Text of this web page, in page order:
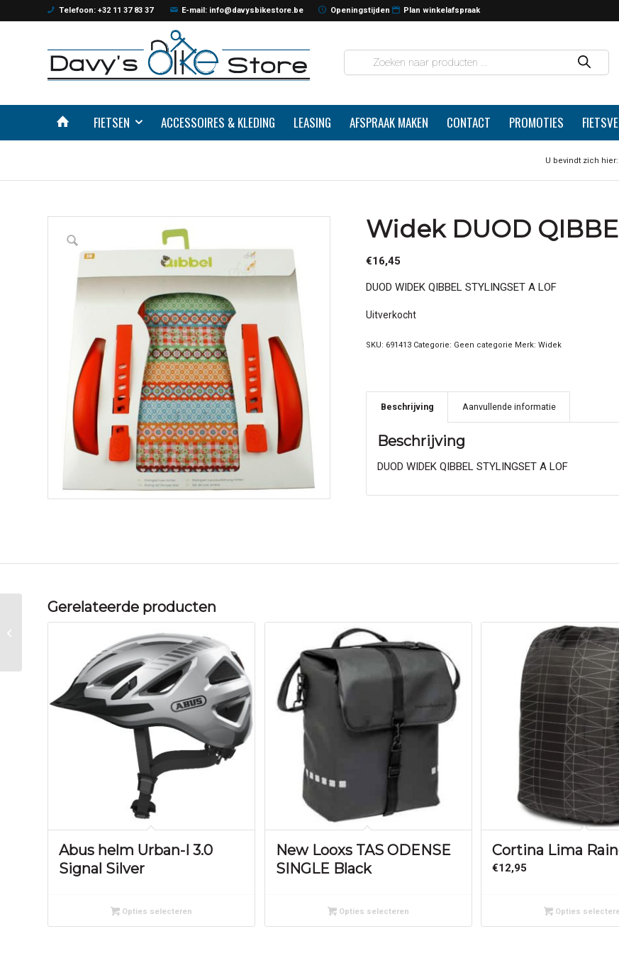
Telefoon: +32 11 37 83 37 E-mail: info@davysbikestore.be Openingstijden Plan winkelafspraak
FIETSEN ACCESSOIRES & KLEDING LEASING AFSPRAAK MAKEN CONTACT PROMOTIES
U bevindt zich hier:
Widek DUOD
€16,45
DUOD WIDEK QIBBEL STYLINGSET A LOF
Uitverkocht
SKU: 691413 Categorie: Geen categorie Merk:Widek
Beschrijving Aanvullende informatie
Beschrijving
DUOD WIDEK QIBBEL STYLINGSET A LOF
Gerelateerde producten
Abus helm Urban-I 3.0
Signal Silver
Opties selecteren
New Looxs TAS ODENSE
SINGLE Black
Opties selecteren
Cortina Lima
€12,95
Opties